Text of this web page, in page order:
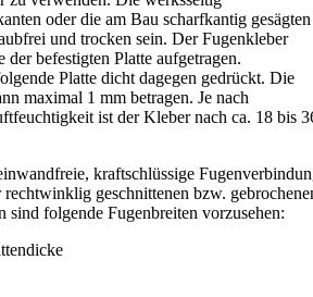
oder die am Bau scharfkantig gesägten
und trocken sein. Der Fugenkleber
befestigten Platte aufgetragen.
Platte dicht dagegen gedrückt. Die
maximal 1 mm betragen. Je nach
ist der Kleber nach ca. 18 bis
kraftschlüssige
rechtwinklig geschnittenen bzw.
sind folgende Fugenbreiten vorzusehen: